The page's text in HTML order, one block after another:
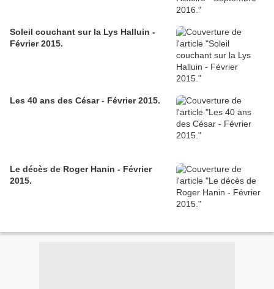
Soleil couchant sur la Lys Halluin -
Février 2015.
Les 40 ans des César - Février 2015.
Le décès de Roger Hanin - Février
2015.